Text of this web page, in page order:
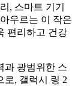
, 스마트 기기
우르는 이 작은
편리하고 건강
과 광범위한 스
로, 갤럭시 링 2